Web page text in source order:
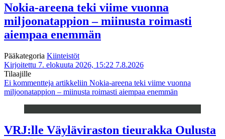
Nokia-areena teki viime vuonna
miljoonatappion – miinusta roimasti
aiempaa enemmän
Pääkategoria Kiinteistöt
Kirjoitettu 7. elokuuta 2026, 15:22 7.8.2026
Tilaajille
Ei kommentteja artikkeliin Nokia-areena teki viime vuonna
miljoonatappion – miinusta roimasti aiempaa enemmän
VRJ:lle Väyläviraston tieurakka Oulusta